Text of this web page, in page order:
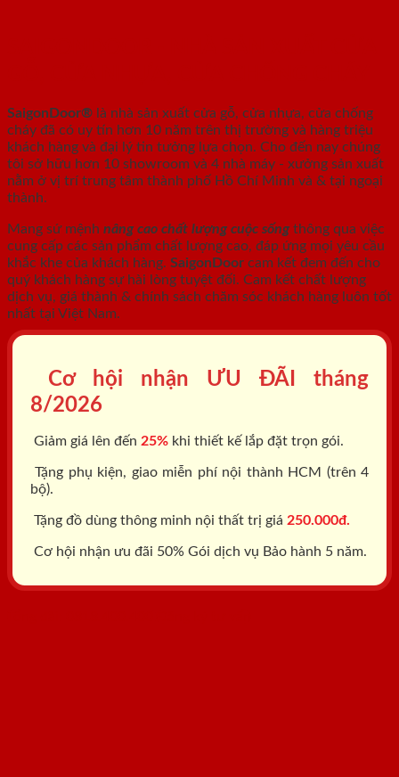
SaigonDoor® là nhà sản xuất cửa gỗ, cửa nhựa, cửa chống
cháy đã có uy tín hơn 10 năm trên thị trường và hàng triệu
khách hàng và đại lý tin tưởng lựa chọn. Cho đến nay chúng
tôi sở hữu hơn 10 showroom và 4 nhà máy - xưởng sản xuất
nằm ở vị trí trung tâm thành phố Hồ Chí Minh và & tại ngoại
thành.
Mang sứ mệnh nâng cao chất lượng cuộc sống thông qua việc
cung cấp các sản phẩm chất lượng cao, đáp ứng mọi yêu cầu
khắc khe của khách hàng. SaigonDoor cam kết đem đến cho
quý khách hàng sự hài lòng tuyệt đối. Cam kết chất lượng
dịch vụ, giá thành & chính sách chăm sóc khách hàng luôn tốt
nhất tại Việt Nam.
Cơ hội nhận ƯU ĐÃI tháng
8/2026
Giảm giá lên đến 25% khi thiết kế lắp đặt trọn gói.
Tặng phụ kiện, giao miễn phí nội thành HCM (trên 4
bộ).
Tặng đồ dùng thông minh nội thất trị giá 250.000đ.
Cơ hội nhận ưu đãi 50% Gói dịch vụ Bảo hành 5 năm.